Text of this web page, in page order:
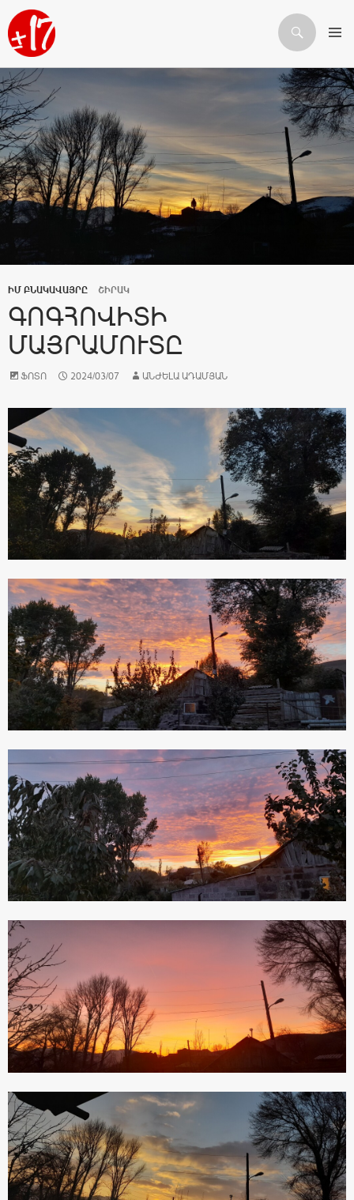
Որոնում
ԱՆՑՆԵԼ ԲՈՎԱՆԴԱԿՈՒԹՅԱՆԸ
ԻՄ ԲՆԱԿԱՎԱՅՐԸ ՇԻՐԱԿ
ԳՈԳՀՈՎԻՏԻ
ՄԱՅՐԱՄՈՒՏԸ
ՖՈՏՈ 2024/03/07 ԱՆԺԵԼԱ ԱԴԱՄՅԱՆ